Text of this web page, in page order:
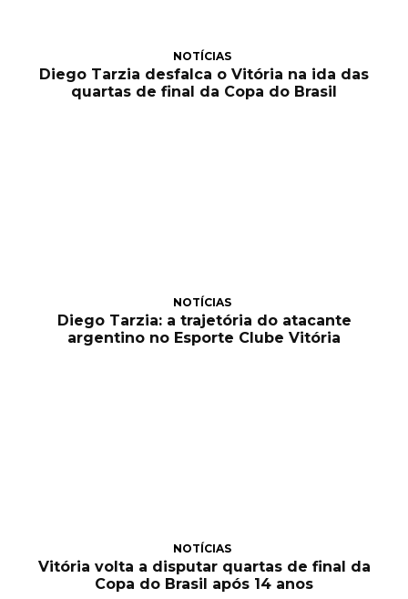
NOTÍCIAS
Diego Tarzia desfalca o Vitória na ida das
quartas de final da Copa do Brasil
NOTÍCIAS
Diego Tarzia: a trajetória do atacante
argentino no Esporte Clube Vitória
NOTÍCIAS
Vitória volta a disputar quartas de final da
Copa do Brasil após 14 anos